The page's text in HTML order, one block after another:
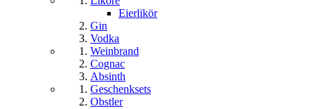
Eierlikör
Gin
Vodka
Weinbrand
Cognac
Absinth
Geschenksets
Obstler